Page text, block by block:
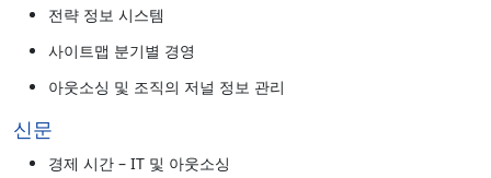
전략 정보 시스템
사이트맵 분기별 경영
아웃소싱 및 조직의 저널 정보 관리
신문
경제 시간 – IT 및 아웃소싱